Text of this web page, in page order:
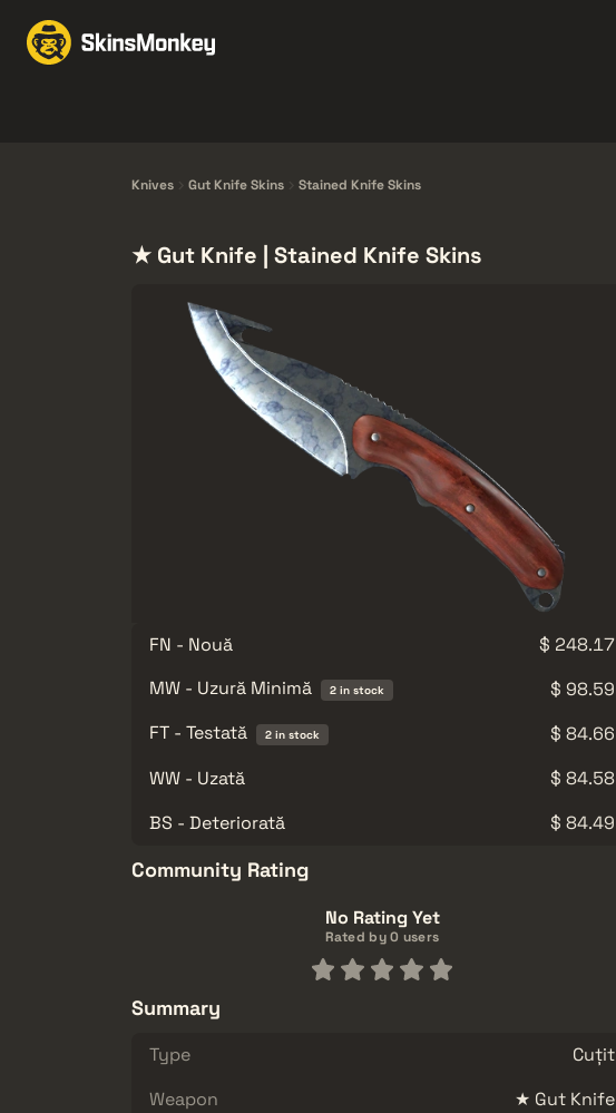
Knives Gut Knife Skins Stained Knife Skins
★ Gut Knife | Stained Knife Skins
FN - Nouă
$ 248.17
MW - Uzură Minimă
2 in stock
$ 98.59
FT - Testată
2 in stock
$ 84.66
WW - Uzată
$ 84.58
BS - Deteriorată
$ 84.49
Community Rating
No Rating Yet
Rated by 0 users
Summary
Type
Cuțit
Weapon
★ Gut Knife